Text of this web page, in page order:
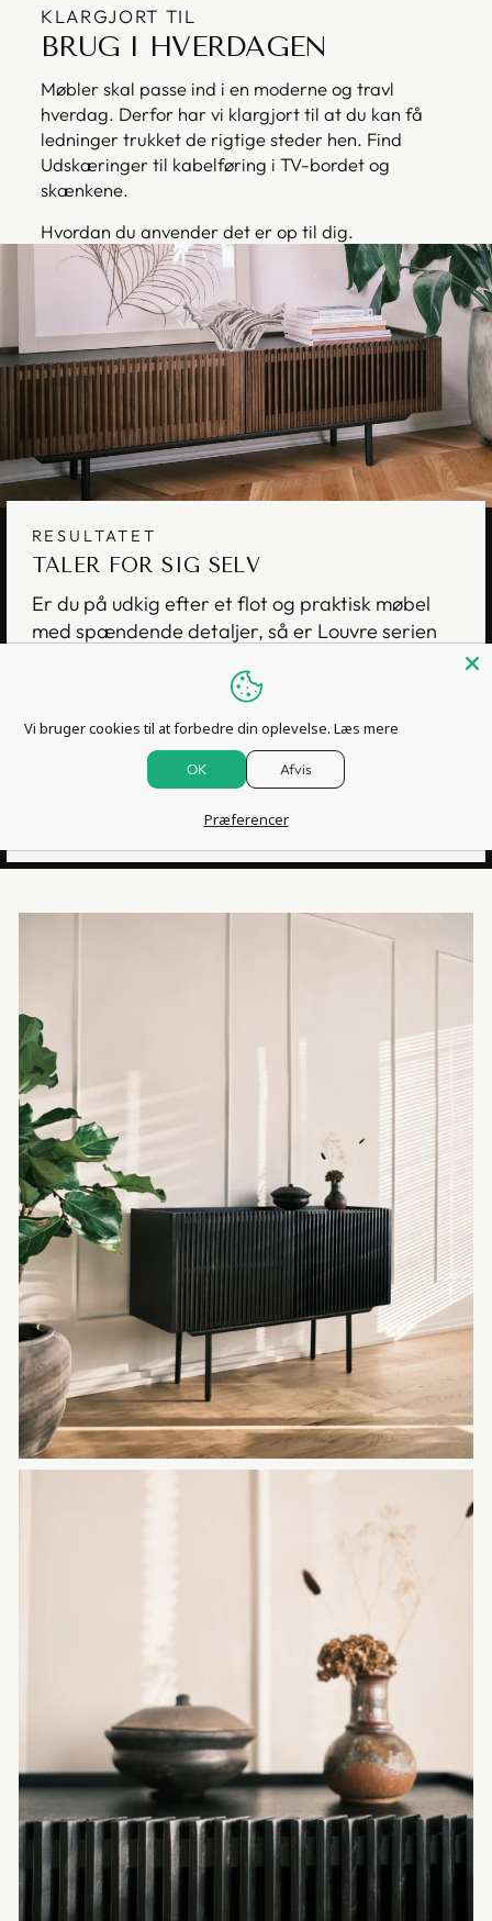
KLARGJORT TIL
BRUG I HVERDAGEN
Møbler skal passe ind i en moderne og travl
hverdag. Derfor har vi klargjort til at du kan få
ledninger trukket de rigtige steder hen. Find
Udskæringer til kabelføring i TV-bordet og
skænkene.
Hvordan du anvender det er op til dig.
RESULTATET
TALER FOR SIG SELV
Er du på udkig efter et flot og praktisk møbel
med spændende detaljer, så er Louvre serien
De vertikale lameller på det simple stel af runde
metalrør gør, at man nemt kan tilføje karakter
til sit hjem med disse møbler.
SE HELE SERIEN
Vi bruger cookies til at forbedre din oplevelse. Læs mere
OK Afvis
Præferencer